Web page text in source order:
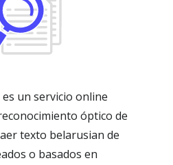
es un servicio online
óptico de
texto belarusian de
o basados en